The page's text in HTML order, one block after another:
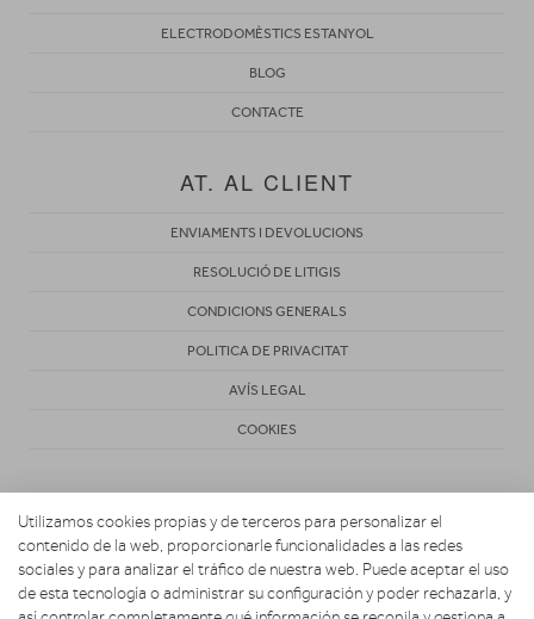
ELECTRODOMÈSTICS ESTANYOL
BLOG
CONTACTE
AT. AL CLIENT
ENVIAMENTS I DEVOLUCIONS
RESOLUCIÓ DE LITIGIS
CONDICIONS GENERALS
POLITICA DE PRIVACITAT
AVÍS LEGAL
COOKIES
Utilizamos cookies propias y de terceros para personalizar el
contenido de la web, proporcionarle funcionalidades a las redes
sociales y para analizar el tráfico de nuestra web. Puede aceptar el uso
de esta tecnología o administrar su configuración y poder rechazarla, y